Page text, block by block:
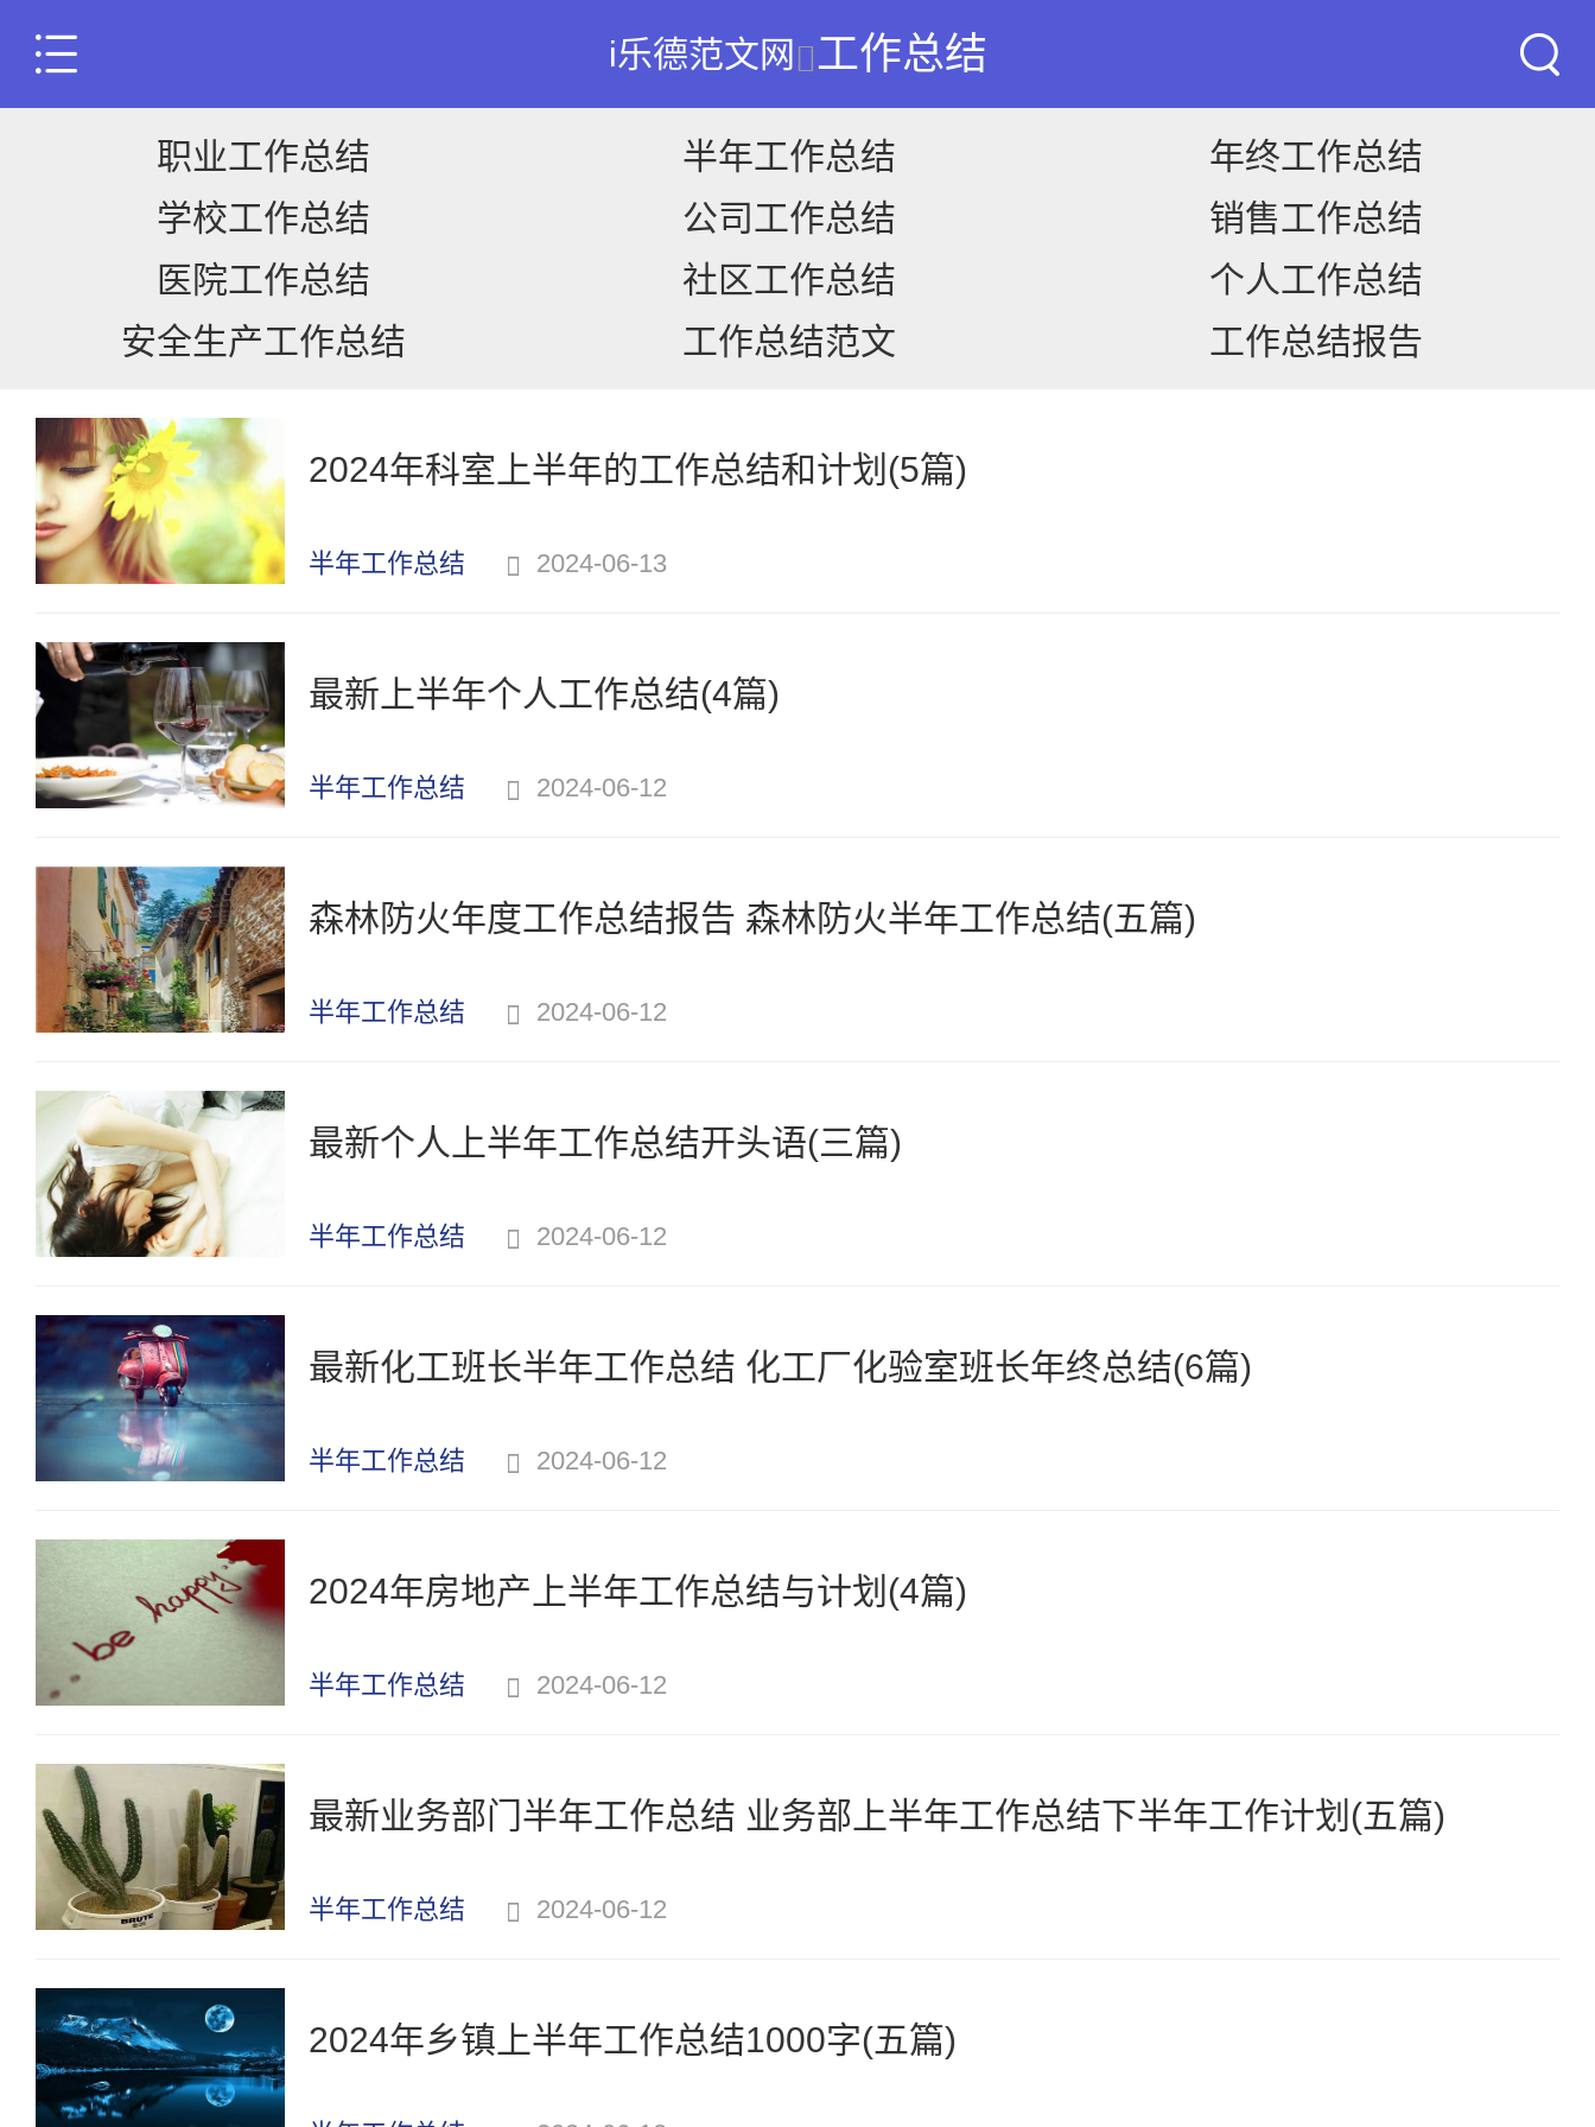
i乐德范文网 工作总结
职业工作总结 半年工作总结
年终工作总结
学校工作总结
公司工作总结
销售工作总结
医院工作总结
社区工作总结
个人工作总结
安全生产工作总结
工作总结范文 工作总结报告
2024年科室上半年的工作总结和计划(5篇)
半年工作总结 2024-06-13
最新上半年个人工作总结(4篇)
半年工作总结 2024-06-12
森林防火年度工作总结报告 森林防火半年工作总结(五篇)
半年工作总结 2024-06-12
最新个人上半年工作总结开头语(三篇)
半年工作总结 2024-06-12
最新化工班长半年工作总结 化工厂化验室班长年终总结(6篇)
半年工作总结 2024-06-12
2024年房地产上半年工作总结与计划(4篇)
半年工作总结 2024-06-12
最新业务部门半年工作总结 业务部上半年工作总结下半年工作计划(五篇)
半年工作总结 2024-06-12
2024年乡镇上半年工作总结1000字(五篇)